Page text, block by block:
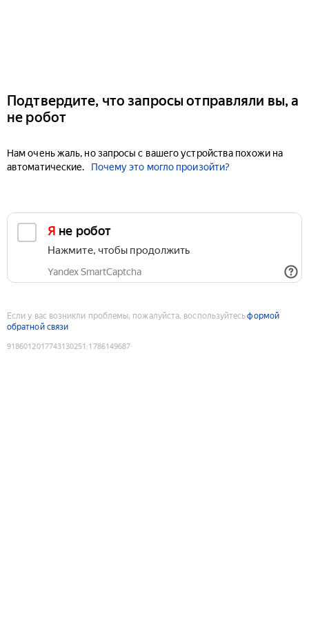
Подтвердите, что запросы отправляли вы, а
не робот
Нам очень жаль, но запросы с вашего устройства похожи на
автоматические.
Почему это могло произойти?
Я не робот
Нажмите, чтобы продолжить
Yandex SmartCaptcha
Если у вас возникли проблемы, пожалуйста, воспользуйтесьформой
обратной связи
9186012017743130251 :1786149687